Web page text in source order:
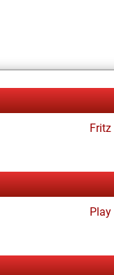
Fritz
Play